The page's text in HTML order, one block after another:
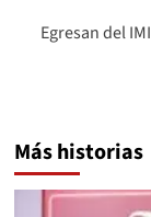
Egresan del
Más historias